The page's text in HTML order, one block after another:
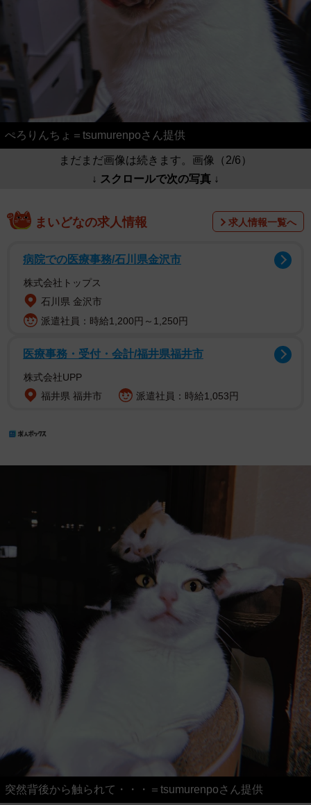
ぺろりんちょ＝tsumurenpoさん提供
まだまだ画像は続きます。画像（2/6）
↓ スクロールで次の写真 ↓
まいどなの求人情報 求人情報一覧へ
病院での医療事務/石川県金沢市
株式会社トップス
石川県 金沢市
派遣社員：時給1,200円～1,250円
医療事務・受付・会計/福井県福井市
株式会社UPP
福井県 福井市
派遣社員：時給1,053円
突然背後から触られて・・・＝tsumurenpoさん提供